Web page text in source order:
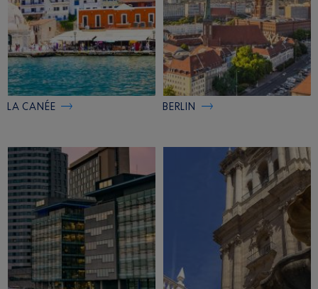
LA CANÉE BERLIN